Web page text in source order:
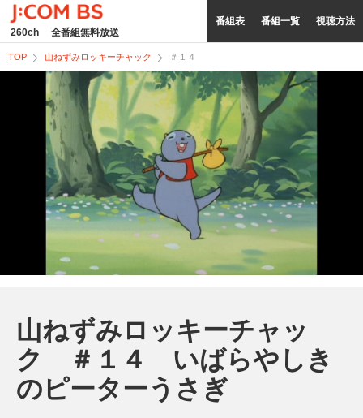
260ch 全番組無料放送
番組表 番組一覧 視聴方法
TOP 山ねずみロッキーチャック ＃１４
山ねずみロッキーチャッ
ク ＃１４ いばらやしき
のピーターうさぎ